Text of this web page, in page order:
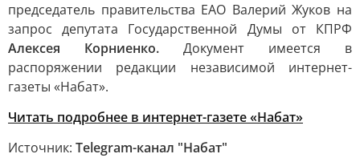
председатель правительства ЕАО Валерий Жуков на
запрос депутата Государственной Думы от КПРФ
Алексея Корниенко. Документ имеется в
распоряжении редакции независимой интернет-
газеты «Набат».
Читать подробнее в интернет-газете «Набат»
Источник: Telegram-канал "Набат"